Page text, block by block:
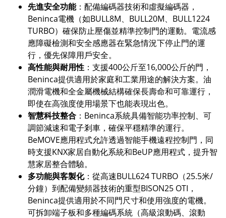
先進安全功能：配備編碼器技術和虛擬編碼器，
Beninca電機（如BULL8M、BULL20M、BULL1224
TURBO）確保防止壓傷並精準控制門的運動。電流感
應障礙檢測和安全感應器在緊急情況下停止門的運
行，優先保障用戶安全。
高性能與耐用性 ：支援400公斤至16,000公斤的門，
Beninca提供適用於家庭和工業用途的解決方案。油
潤滑電機和全金屬機械結構確保長壽命和可靠運行，
即使在高強度使用場景下也能表現出色。
智慧科技整合 ：Beninca系統具備智能功率控制、可
調節減速和電子剎車，確保平穩精準的運行。
BeMOVE應用程式允許透過智能手機遠程控制門，同
時支援KNX家居自動化系統和BeUP應用程式，提升智
慧家居整合體驗。
多功能與客製化：從高速BULL624 TURBO（25.5米/
分鐘）到配備變頻器技術的重型BISON25 OTI，
Beninca提供適用於不同門尺寸和使用強度的電機。
可拆卸端子板和多種編碼系統（高級滾動碼、滾動